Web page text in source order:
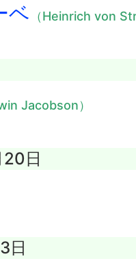
ベ （Heinrich von
Jacobson）
20日
日